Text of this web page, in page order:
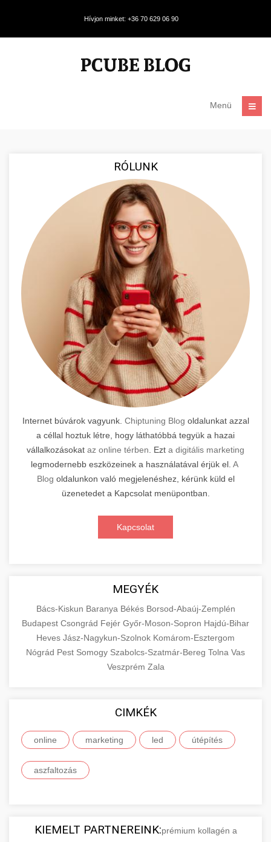
Hívjon minket: +36 70 629 06 90
Menü
RÓLUNK
Internet búvárok vagyunk. Chiptuning Blog oldalunkat azzal
a céllal hoztuk létre, hogy láthatóbbá tegyük a hazai
vállalkozásokat az online térben . Ezt a digitális marketing
legmodernebb eszközeinek a használatával érjük el. A
Blog oldalunkon való megjelenéshez, kérünk küld el
üzenetedet a Kapcsolat menüpontban.
Kapcsolat
MEGYÉK
Bács-Kiskun Baranya Békés Borsod-Abaúj-Zemplén
Budapest Csongrád Fejér Győr-Moson-Sopron Hajdú-Bihar
Heves Jász-Nagykun-Szolnok Komárom-Esztergom
Nógrád Pest Somogy Szabolcs-Szatmár-Bereg Tolna Vas
Veszprém Zala
CIMKÉK
online marketing led útépítés
aszfaltozás
KIEMELT PARTNEREINK:prémium kollagén a